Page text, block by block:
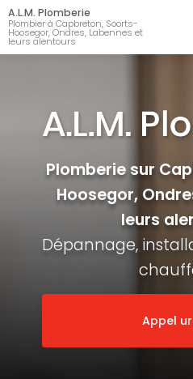
Aller
au
contenu
principal
A.L.M. Plomberie
Plombier à Capbreton, Soorts-
Hoosegor, Ondres, Labennes et
leurs alentours
Plomberie sur
Hoosegor,
leurs
Dépannage,
Appel